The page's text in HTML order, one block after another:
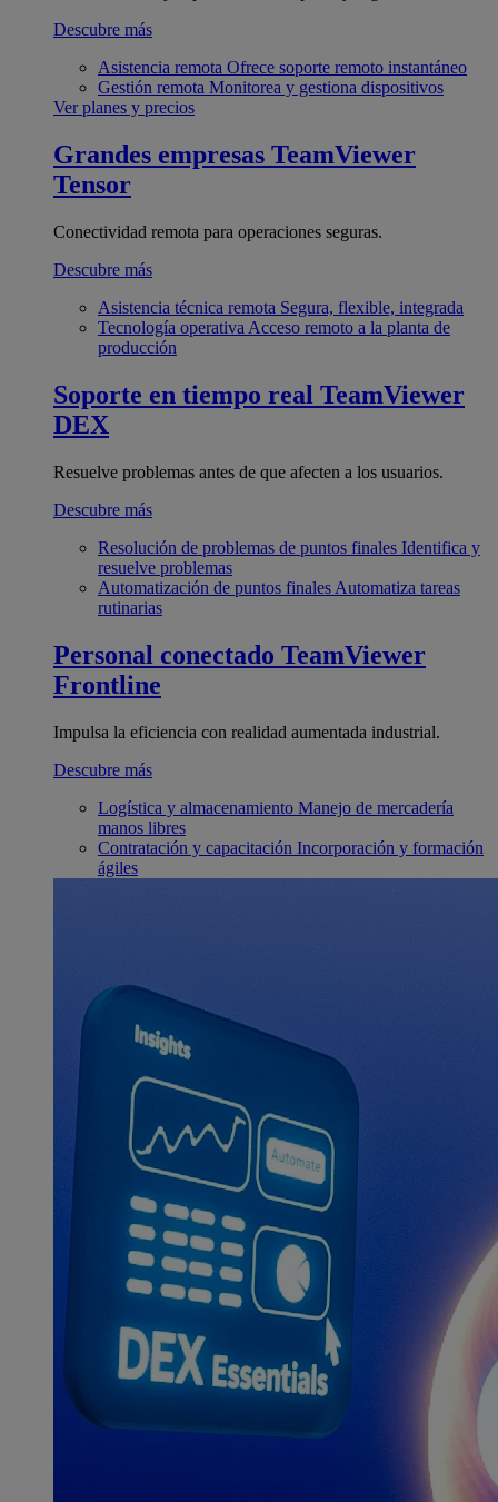
Descubre más
Asistencia remota Ofrece soporte remoto instantáneo
Gestión remota Monitorea y gestiona dispositivos
Ver planes y precios
Grandes empresas TeamViewer
Tensor
Conectividad remota para operaciones seguras.
Descubre más
Asistencia técnica remota Segura, flexible, integrada
Tecnología operativa Acceso remoto a la planta de
producción
Soporte en tiempo real TeamViewer
DEX
Resuelve problemas antes de que afecten a los usuarios.
Descubre más
Resolución de problemas de puntos finales Identifica y
resuelve problemas
Automatización de puntos finales Automatiza tareas
rutinarias
Personal conectado TeamViewer
Frontline
Impulsa la eficiencia con realidad aumentada industrial.
Descubre más
Logística y almacenamiento Manejo de mercadería
manos libres
Contratación y capacitación Incorporación y formación
ágiles